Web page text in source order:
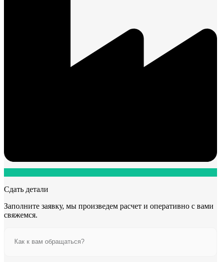
Сдать детали
Заполните заявку, мы произведем расчет и оперативно с вами
свяжемся.